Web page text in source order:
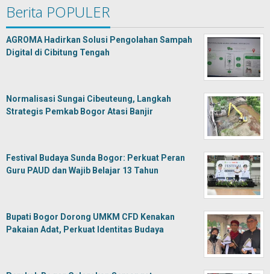
Berita POPULER
AGROMA Hadirkan Solusi Pengolahan Sampah
Digital di Cibitung Tengah
Normalisasi Sungai Cibeuteung, Langkah
Strategis Pemkab Bogor Atasi Banjir
Festival Budaya Sunda Bogor: Perkuat Peran
Guru PAUD dan Wajib Belajar 13 Tahun
Bupati Bogor Dorong UMKM CFD Kenakan
Pakaian Adat, Perkuat Identitas Budaya